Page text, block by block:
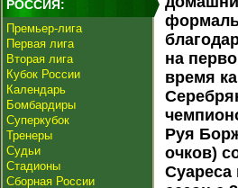
РОССИЯ:
Премьер-лига
Первая лига
Вторая лига
Кубок России
Календарь
Бомбардиры
Суперкубок
Тренеры
Судьи
Стадионы
Сборная России
на
время
Руя
очков)